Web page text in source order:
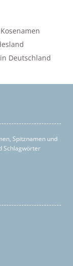
Deutschland
Spitznamen und
Schlagwörter